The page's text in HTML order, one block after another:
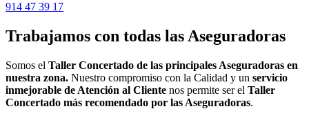
914 47 39 17
Trabajamos con todas las Aseguradoras
Somos el Taller Concertado de las principales Aseguradoras en
nuestra zona. Nuestro compromiso con la Calidad y un servicio
inmejorable de Atención al Cliente nos permite ser el Taller
Concertado más recomendado por las Aseguradoras.